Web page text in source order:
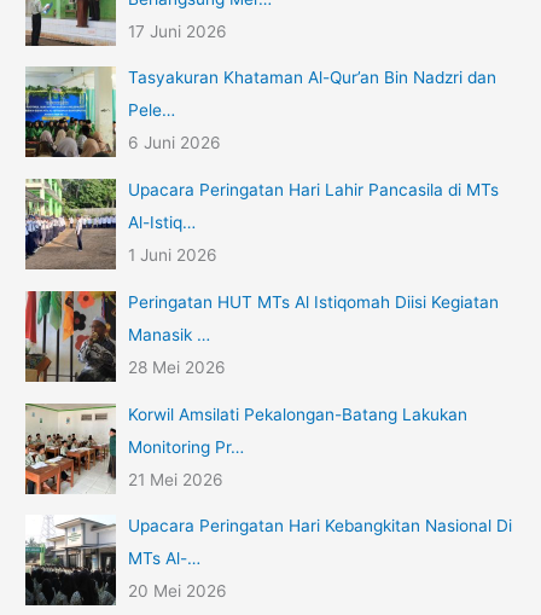
17 Juni 2026
Tasyakuran Khataman Al-Qur’an Bin Nadzri dan
Pele…
6 Juni 2026
Upacara Peringatan Hari Lahir Pancasila di MTs
Al-Istiq…
1 Juni 2026
Peringatan HUT MTs Al Istiqomah Diisi Kegiatan
Manasik …
28 Mei 2026
Korwil Amsilati Pekalongan-Batang Lakukan
Monitoring Pr…
21 Mei 2026
Upacara Peringatan Hari Kebangkitan Nasional Di
MTs Al-…
20 Mei 2026